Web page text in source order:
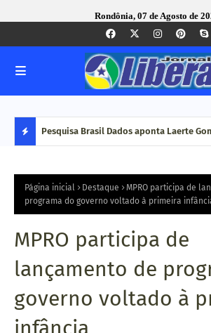
Rondônia, 07 de Agosto de
S
T
A
Q
U
do Pesquisa Brasil Dados aponta Laerte
Página inicial Destaque
MPRO participa de
programa do governo voltado à primeira
MPRO participa de
lançamento de
governo voltado à